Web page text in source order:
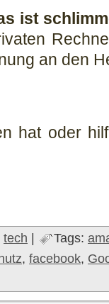
ist
an den
hat oder
tech Tags:
, facebook,